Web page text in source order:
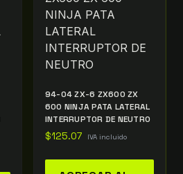
94-04 ZX-6 ZX600 ZX
600 NINJA PATA LATERAL
INTERRUPTOR DE NEUTRO
$125.07 IVA incluido